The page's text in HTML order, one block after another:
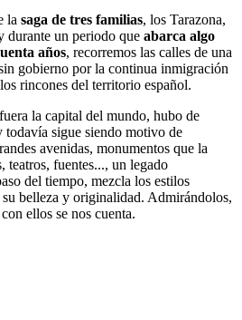
la saga de tres familias, los Tarazona,
durante un periodo que abarca algo
años, recorremos las calles de una
gobierno por la continua inmigración
rincones del territorio español.
la capital del mundo, hubo de
todavía sigue siendo motivo de
avenidas, monumentos que la
teatros, fuentes..., un legado
del tiempo, mezcla los estilos
belleza y originalidad. Admirándolos,
ellos se nos cuenta.